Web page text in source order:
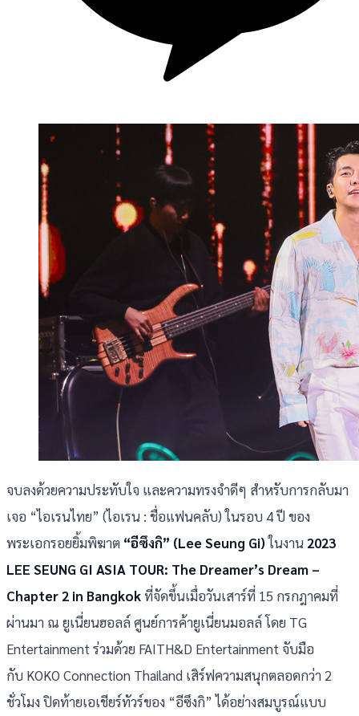
จบลงด้วยความประทับใจ และความทรงจำดีๆ สำหรับการกลับมา
เจอ “ไอเรนไทย” (ไอเรน : ชื่อแฟนคลับ) ในรอบ 4 ปี ของ
พระเอกรอยยิ้มพิฆาต “อีซึงกิ” (Lee Seung Gi)ในงาน 2023
LEE SEUNG GI ASIA TOUR: The Dreamer’s Dream –
Chapter 2 in Bangkokที่จัดขึ้นเมื่อวันเสาร์ที่ 15 กรกฎาคมที่
ผ่านมา ณ ยูเนี่ยนฮอลล์ ศูนย์การค้ายูเนี่ยนมอลล์ โดย TG
Entertainment ร่วมด้วย FAITH&D Entertainment จับมือ
กับ KOKO Connection Thailand เสิร์ฟความสนุกตลอดกว่า 2
ชั่วโมง ปิดท้ายเอเชียร์ทัวร์ของ “อีซึงกิ” ได้อย่างสมบูรณ์แบบ